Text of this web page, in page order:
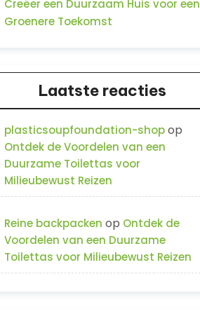
Creëer een Duurzaam Huis voor een
Groenere Toekomst
Laatste reacties
plasticsoupfoundation-shopop
Ontdek de Voordelen van een
Duurzame Toilettas voor
Milieubewust Reizen
Reine backpacken op Ontdek de
Voordelen van een Duurzame
Toilettas voor Milieubewust Reizen